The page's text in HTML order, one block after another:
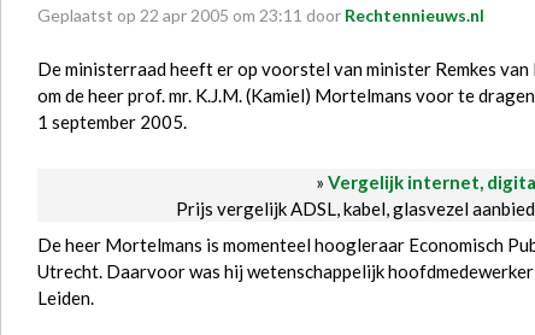
Geplaatst op 22 apr 2005 om 23:11 door Rechtennieuws.nl
De ministerraad heeft er op voorstel van minister Remkes
om de heer prof. mr. K.J.M. (Kamiel) Mortelmans voor te
1 september 2005.
» Vergelijk internet,
Prijs vergelijk ADSL, kabel, glasvezel
De heer Mortelmans is momenteel hoogleraar Economisch
Utrecht. Daarvoor was hij wetenschappelijk
Leiden.